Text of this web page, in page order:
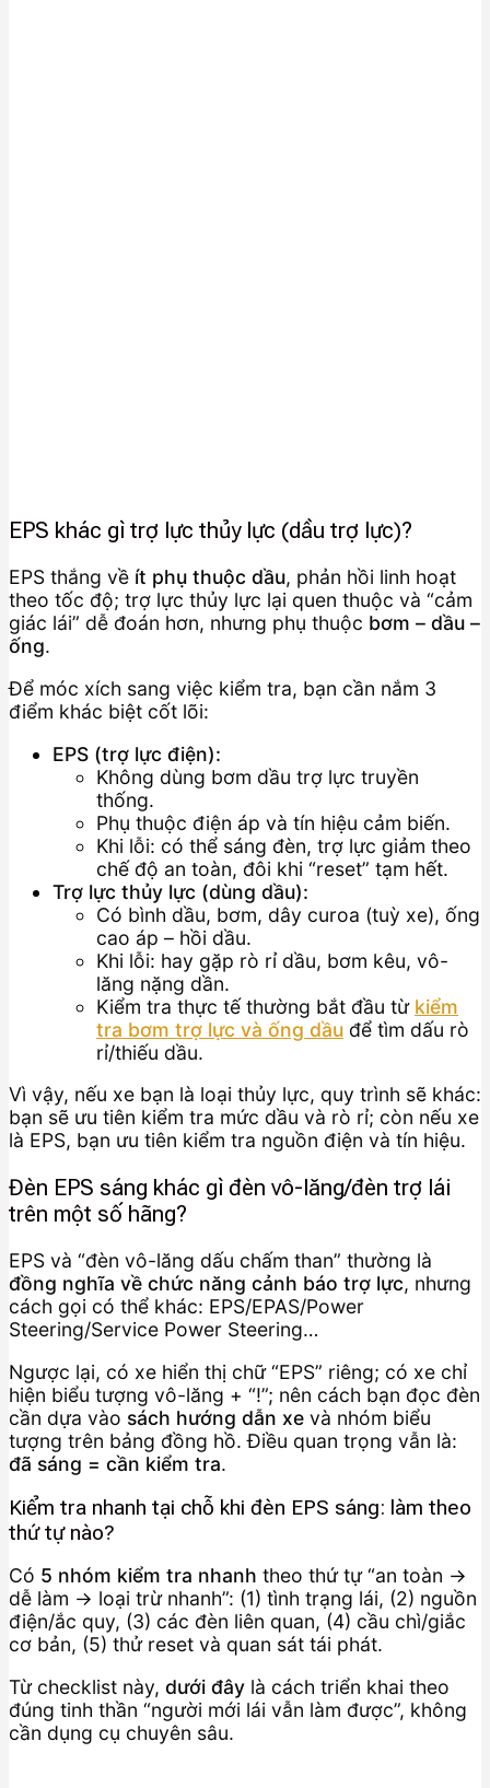
EPS khác gì trợ lực thủy lực (dầu trợ lực)?
EPS thắng về ít phụ thuộc dầu, phản hồi linh hoạt
theo tốc độ; trợ lực thủy lực lại quen thuộc và “cảm
giác lái” dễ đoán hơn, nhưng phụ thuộc bơm – dầu –
ống.
Để móc xích sang việc kiểm tra, bạn cần nắm 3
điểm khác biệt cốt lõi:
EPS (trợ lực điện):
Không dùng bơm dầu trợ lực truyền
thống.
Phụ thuộc điện áp và tín hiệu cảm biến.
Khi lỗi: có thể sáng đèn, trợ lực giảm theo
chế độ an toàn, đôi khi “reset” tạm hết.
Trợ lực thủy lực (dùng dầu):
Có bình dầu, bơm, dây curoa (tuỳ xe), ống
cao áp – hồi dầu.
Khi lỗi: hay gặp rò rỉ dầu, bơm kêu, vô-
lăng nặng dần.
Kiểm tra thực tế thường bắt đầu từ kiểm
tra bơm trợ lực và ống dầu để tìm dấu rò
rỉ/thiếu dầu.
Vì vậy, nếu xe bạn là loại thủy lực, quy trình sẽ khác:
bạn sẽ ưu tiên kiểm tra mức dầu và rò rỉ; còn nếu xe
là EPS, bạn ưu tiên kiểm tra nguồn điện và tín hiệu.
Đèn EPS sáng khác gì đèn vô-lăng/đèn trợ lái
trên một số hãng?
EPS và “đèn vô-lăng dấu chấm than” thường là
đồng nghĩa về chức năng cảnh báo trợ lực, nhưng
cách gọi có thể khác: EPS/EPAS/Power
Steering/Service Power Steering…
Ngược lại, có xe hiển thị chữ “EPS” riêng; có xe chỉ
hiện biểu tượng vô-lăng + “!”; nên cách bạn đọc đèn
cần dựa vào sách hướng dẫn xe và nhóm biểu
tượng trên bảng đồng hồ. Điều quan trọng vẫn là:
đã sáng = cần kiểm tra.
Kiểm tra nhanh tại chỗ khi đèn EPS sáng: làm theo
thứ tự nào?
Có 5 nhóm kiểm tra nhanh theo thứ tự “an toàn →
dễ làm → loại trừ nhanh”: (1) tình trạng lái, (2) nguồn
điện/ắc quy, (3) các đèn liên quan, (4) cầu chì/giắc
cơ bản, (5) thử reset và quan sát tái phát.
Từ checklist này, dưới đây là cách triển khai theo
đúng tinh thần “người mới lái vẫn làm được”, không
cần dụng cụ chuyên sâu.